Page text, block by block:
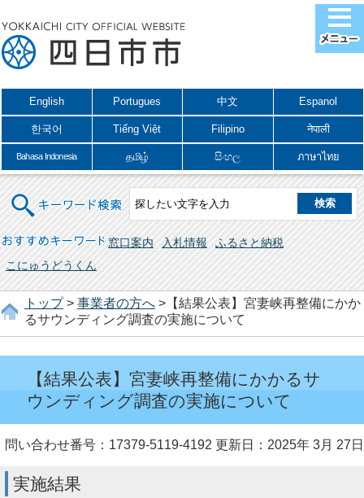
English Portugues 中文 Espanol
한국어 Tiếng Việt Filipino नेपाली
Bahasa Indonesia தமிழ் සිංහල ภาษาไทย
キーワード検索
おすすめキーワード 窓口案内 入札情報
ふるさと納税
こにゅうどうくん
トップ> 事業者の方へ >【結果公表】宮妻峡再整備にかか
るサウンディング調査の実施について
【結果公表】宮妻峡再整備にかかるサ
ウンディング調査の実施について
問い合わせ番号：17379-5119-4192 更新日：2025年 3月 27日
実施結果